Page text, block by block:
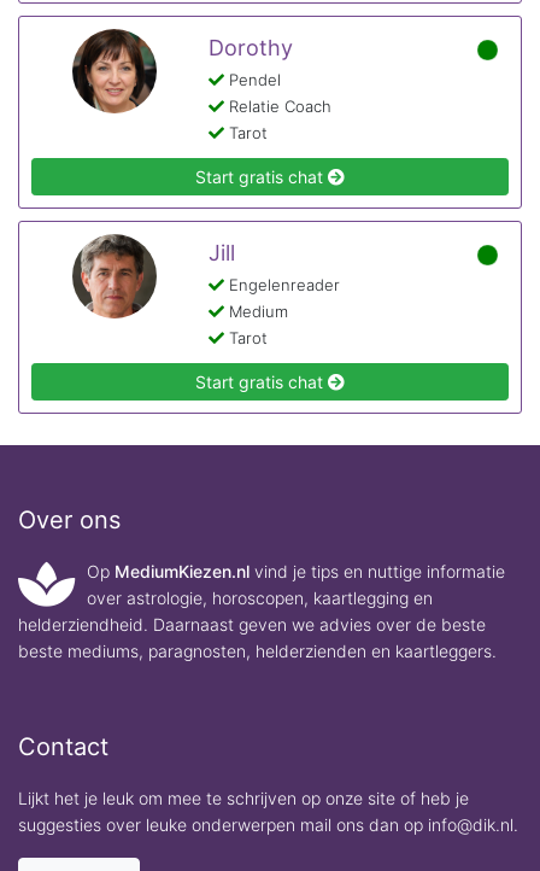
Dorothy
Pendel
Relatie Coach
Tarot
Start gratis chat
Jill
Engelenreader
Medium
Tarot
Start gratis chat
Over ons
Op MediumKiezen.nl vind je tips en nuttige informatie
over astrologie, horoscopen, kaartlegging en
helderziendheid. Daarnaast geven we advies over de beste
beste mediums, paragnosten, helderzienden en kaartleggers.
Contact
Lijkt het je leuk om mee te schrijven op onze site of heb je
suggesties over leuke onderwerpen mail ons dan op info@dik.nl.